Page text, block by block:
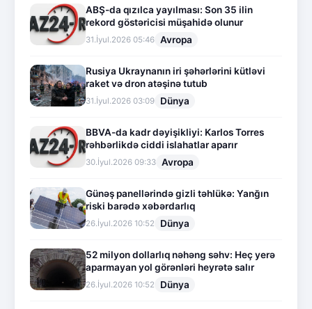
ABŞ-da qızılca yayılması: Son 35 ilin
rekord göstəricisi müşahidə olunur
31.İyul.2026 05:46 Avropa
Rusiya Ukraynanın iri şəhərlərini kütləvi
raket və dron atəşinə tutub
31.İyul.2026 03:09 Dünya
BBVA-da kadr dəyişikliyi: Karlos Torres
rəhbərlikdə ciddi islahatlar aparır
30.İyul.2026 09:33 Avropa
Günəş panellərində gizli təhlükə: Yanğın
riski barədə xəbərdarlıq
26.İyul.2026 10:52 Dünya
52 milyon dollarlıq nəhəng səhv: Heç yerə
aparmayan yol görənləri heyrətə salır
26.İyul.2026 10:52 Dünya